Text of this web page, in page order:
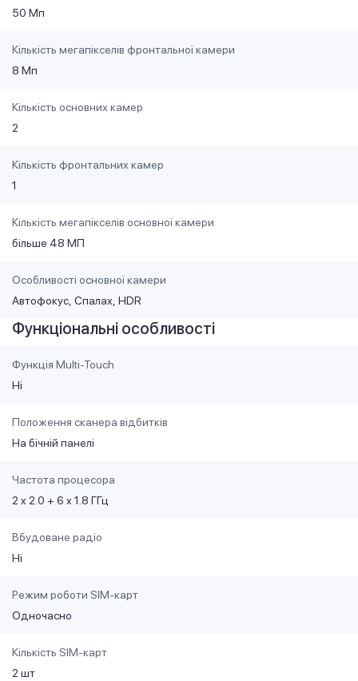
50 Мп
Кількість мегапікселів фронтальної камери
8 Мп
Кількість основних камер
2
Кількість фронтальних камер
1
Кількість мегапікселів основної камери
більше 48 МП
Особливості основної камери
Автофокус Спалах HDR
Функціональні особливості
Функція Multi-Touch
Ні
Положення сканера відбитків
На бічній панелі
Частота процесора
2 x 2.0 + 6 x 1.8 ГГц
Вбудоване радіо
Ні
Режим роботи SIM-карт
Одночасно
Кількість SIM-карт
2 шт